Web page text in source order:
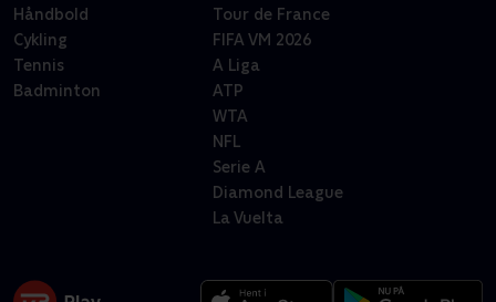
Håndbold
Cykling
Tennis
Badminton
Tour de France
FIFA VM 2026
A Liga
ATP
WTA
NFL
Serie A
Diamond League
La Vuelta